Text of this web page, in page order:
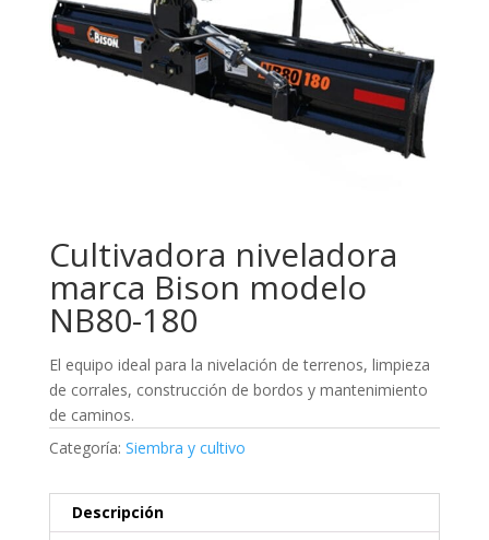
Cultivadora niveladora
marca Bison modelo
NB80-180
El equipo ideal para la nivelación de terrenos, limpieza
de corrales, construcción de bordos y mantenimiento
de caminos.
Categoría: Siembra y cultivo
Descripción